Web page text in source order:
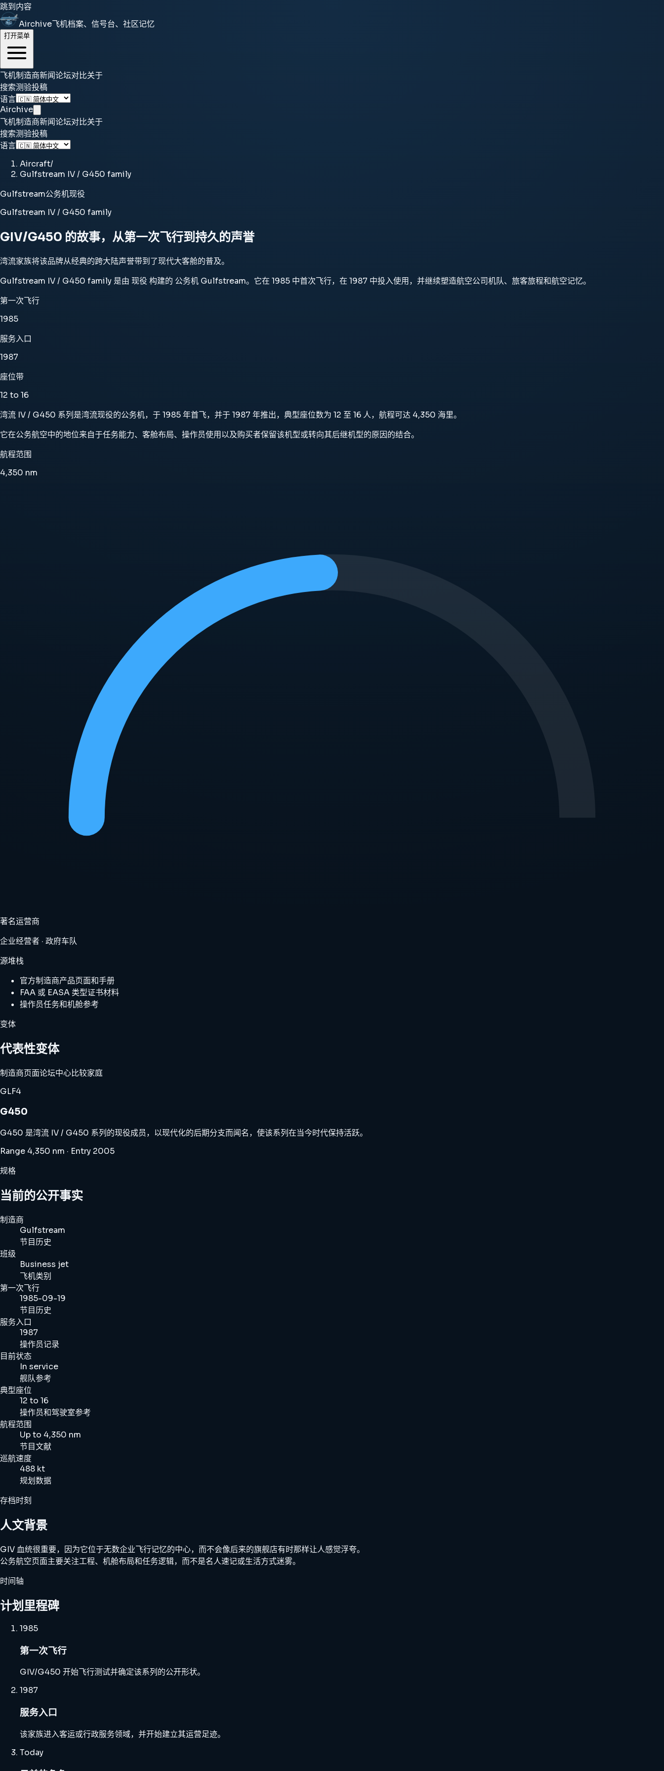
跳到内容
Airchive飞机档案、信号台、社区记忆
打开菜单
飞机制造商新闻论坛对比关于
搜索测验投稿
语言
Airchive
飞机制造商新闻论坛对比关于
搜索测验投稿
语言
Aircraft/
Gulfstream IV / G450 family
Gulfstream公务机现役
Gulfstream IV / G450 family
GIV/G450 的故事，从第一次飞行到持久的声誉
湾流家族将该品牌从经典的跨大陆声誉带到了现代大客舱的普及。
Gulfstream IV / G450 family 是由 现役 构建的 公务机 Gulfstream。它在 1985 中首次飞行，在 1987 中投入使用，并继续塑造航空公司机队、旅客旅程和航空记忆。
第一次飞行
1985
服务入口
1987
座位带
12 to 16
湾流 IV / G450 系列是湾流现役的公务机，于 1985 年首飞，并于 1987 年推出，典型座位数为 12 至 16 人，航程可达 4,350 海里。
它在公务航空中的地位来自于任务能力、客舱布局、操作员使用以及购买者保留该机型或转向其后继机型的原因的结合。
航程范围
4,350 nm
著名运营商
企业经营者 · 政府车队
源堆栈
官方制造商产品页面和手册
FAA 或 EASA 类型证书材料
操作员任务和机舱参考
变体
代表性变体
制造商页面论坛中心比较家庭
GLF4
G450
G450 是湾流 IV / G450 系列的现役成员，以现代化的后期分支而闻名，使该系列在当今时代保持活跃。
Range 4,350 nm · Entry 2005
规格
当前的公开事实
制造商
Gulfstream
节目历史
班级
Business jet
飞机类别
第一次飞行
1985-09-19
节目历史
服务入口
1987
操作员记录
目前状态
In service
舰队参考
典型座位
12 to 16
操作员和驾驶室参考
航程范围
Up to 4,350 nm
节目文献
巡航速度
488 kt
规划数据
存档时刻
人文背景
GIV 血统很重要，因为它位于无数企业飞行记忆的中心，而不会像后来的旗舰店有时那样让人感觉浮夸。
公务航空页面主要关注工程、机舱布局和任务逻辑，而不是名人速记或生活方式迷雾。
时间轴
计划里程碑
1985
第一次飞行
GIV/G450 开始飞行测试并确定该系列的公开形状。
1987
服务入口
该家族进入客运或行政服务领域，并开始建立其运营足迹。
Today